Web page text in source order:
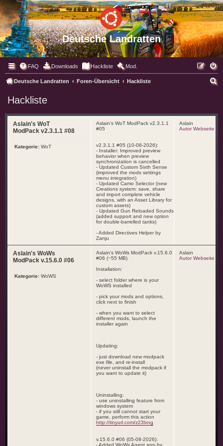
Deutsche Landratten
FAQ Downloads Hackliste Mod.
Deutsche Landratten Foren-Übersicht Hackliste
Hackliste
Aslain's WoT
ModPack v2.3.1.1 #08
Kategorie: WoT
Aslain's WoT ModPack v2.3.1.1
#05
v2.3.1.1 #05 (10-08-2026):
- Installer: Improved preview
behavior when preview
synchronization is cancelled
- Updated Custom Sixth Sense
(improved the mods settings
menu integration)
- Updated Camo Selector (new
Creations system: save, share
and import complete vehicle
designs, with an Asset Library for
custom assets)
- Updated Gun Reloaded Sounds
(added support and new option
for double-barrelled tanks)
- Added Directives Helper by
Zanju
Aslain
Autor Webseite
Aslain's WoWs
ModPack v.15.6.0 #06
Kategorie: WoWS
Aslain's WoWs ModPack v.15.6.0
#06 (~55 MB)
Installation:
- select folder where is your
WoWS installed
- pick your mods and options,
click next to finish
- when you want to select
different mods, launch the
installer again
Updating:
- just download new modpack
exe file, and re-install
(never uninstall the modpack if
you want to update it)
Uninstalling:
- use uninstalling feature from
windows system
- if you still cannot start your
game, perform this action
http://tinyurl.com/z23lxng
v.15.6.0 #06 (05-08-2026):
- Added WoWs Agent app by
Aslain
Autor Webseite